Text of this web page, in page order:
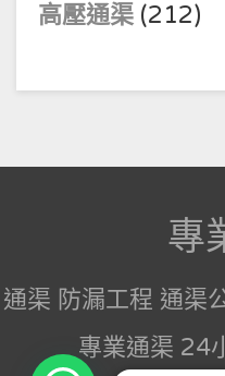
高壓通渠 (212)
專
通渠 防漏工程 通渠
專業通渠 24